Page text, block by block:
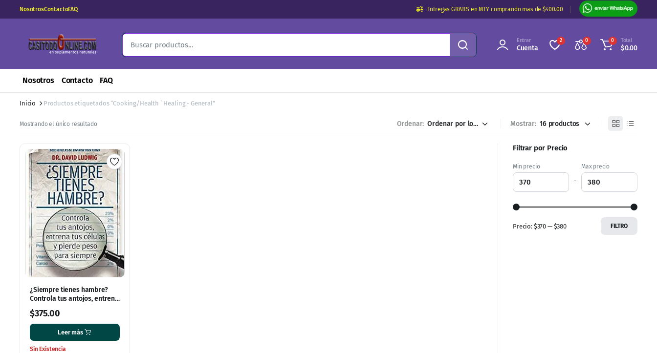
NosotrosContactoFAQ Entregas GRATIS en MTY comprando mas de $400.00
Entrar
Cuenta
2 0 0 Total
$0.00
Nosotros Contacto FAQ
Inicio Productos etiquetados “Cooking/Health ` Healing - General”
Mostrando el único resultado Ordenar: Mostrar:
¿Siempre tienes hambre?
Controla tus antojos, entrena
tus células y pierde peso
para siempre
$375.00
Leer más
Sin Existencia
Filtrar por Precio
Min precio
-
Max precio
FILTRO
Precio: $370 — $380